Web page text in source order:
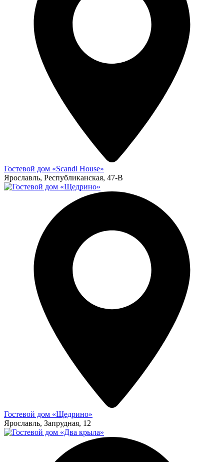
Гостевой дом «Scandi House»
Ярославль, Республиканская, 47-В
Гостевой дом «Щедрино»
Ярославль, Запрудная, 12